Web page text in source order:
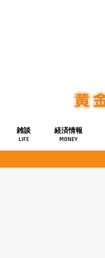
雑談
LIFE
経済情報
MONEY